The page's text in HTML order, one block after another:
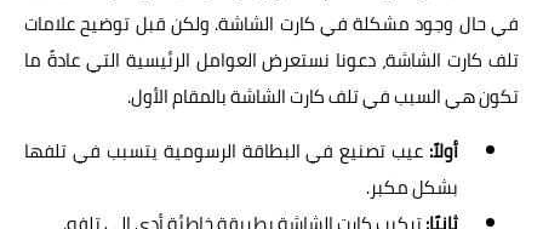
في حال وجود مشكلة في كارت الشاشة. ولكن قبل توضيح علامات
تلف كارت الشاشة، دعونا نستعرض العوامل الرئيسية التي عادةً ما
تكون هي السبب في تلف كارت الشاشة بالمقام الأول.
أولاً: عيب تصنيع في البطاقة الرسومية يتسبب في تلفها
بشكل مكبر.